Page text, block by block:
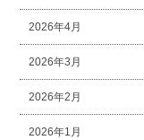
2026年4月
2026年3月
2026年2月
2026年1月